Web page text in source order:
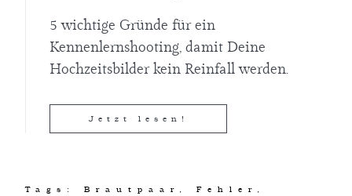
5 wichtige Gründe für ein
Kennenlernshooting, damit Deine
Hochzeitsbilder kein Reinfall werden.
Jetzt lesen!
Tags: Brautpaar , Fehler ,